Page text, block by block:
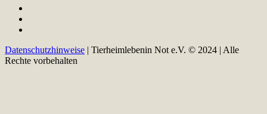
Datenschutzhinweise | Tierheimlebenin Not e.V. © 2024 | Alle
Rechte vorbehalten